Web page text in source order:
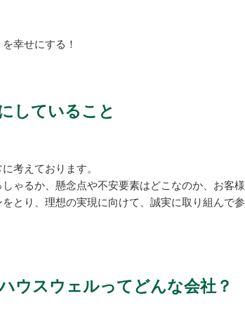
幸せにする！
していること
考えております。
ゃるか、懸念点や不安要素はどこなのか、お客様
とり、理想の実現に向けて、誠実に取り組んで参
ウスウェルってどんな会社？